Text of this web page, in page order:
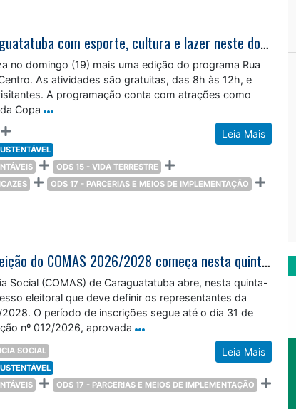
no domingo (19) mais uma edição do programa Rua
As atividades são gratuitas, das 8h às 12h, e
A programação conta com atrações como
Copa
Leia Mais
ODS 15 - VIDA TERRESTRE
ODS 17 - PARCERIAS E MEIOS DE IMPLEMENTAÇÃO
Social (COMAS) de Caraguatatuba abre, nesta quinta-
eleitoral que deve definir os representantes da
O período de inscrições segue até o dia 31 de
nº 012/2026, aprovada
Leia Mais
SOCIAL
ODS 17 - PARCERIAS E MEIOS DE IMPLEMENTAÇÃO